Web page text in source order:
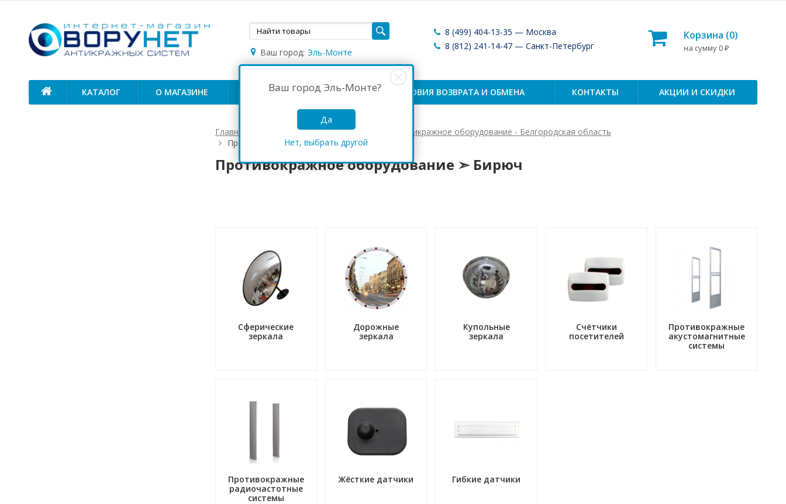
Ваш город: Эль-Монте
Ваш город Эль-Монте?
Да
Нет, выбрать другой
8 (499) 404-13-35 — Москва
8 (812) 241-14-47 — Санкт-Петербург
Корзина (0)
на сумму 0 ₽
КАТАЛОГ О МАГАЗИНЕ ОПЛАТА И ДОСТАВКА УСЛОВИЯ ВОЗВРАТА И ОБМЕНА КОНТАКТЫ АКЦИИ И СКИДКИ
Главная Антикражные системы России
Антикражное оборудование - Белгородская область
Противокражное оборудование ➣ Бирюч
Противокражное оборудование ➣ Бирюч
Сферические
зеркала
Дорожные
зеркала
Купольные
зеркала
Счётчики
посетителей
Противокражные
акустомагнитные
системы
Противокражные
радиочастотные
системы
Жёсткие датчики Гибкие датчики